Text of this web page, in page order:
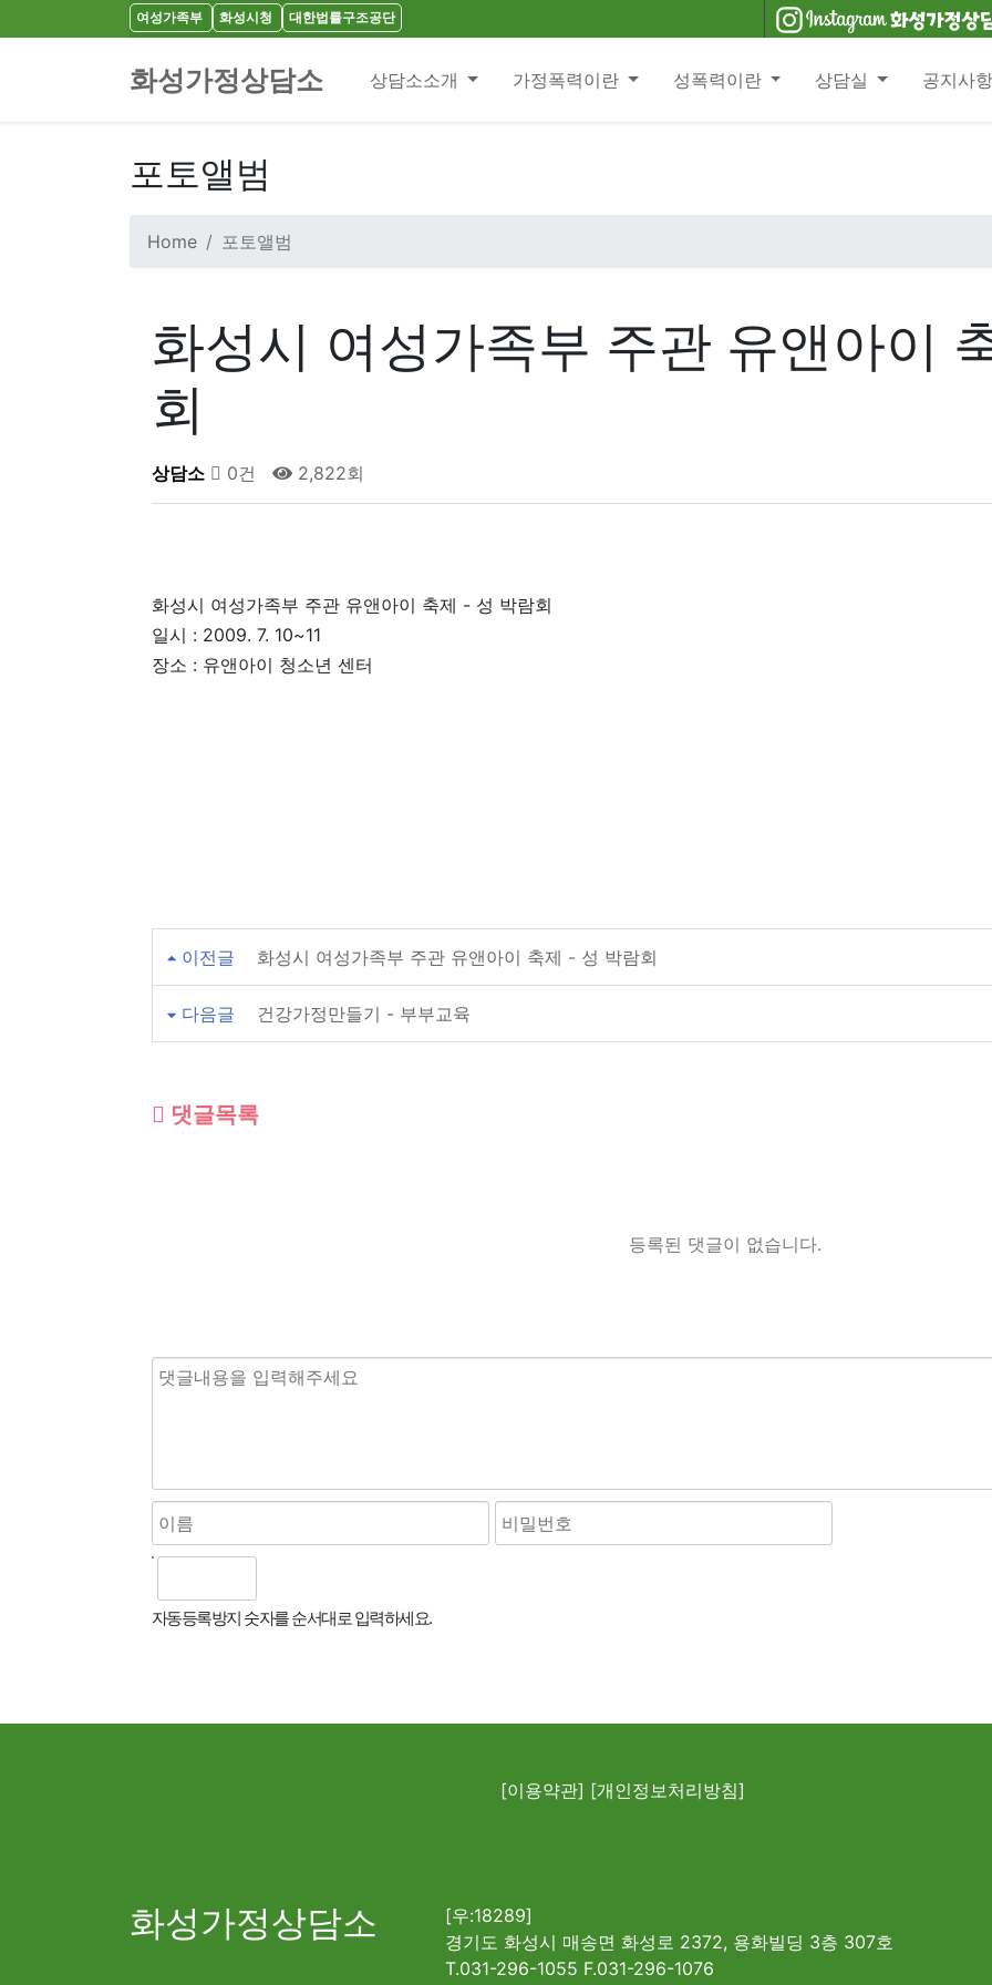
여성가족부 화성시청 대한법률구조공단
화성가정상담소 상담소소개 가정폭력이란 성폭력이란 상담실 공지사항
포토앨범
Home 포토앨범
화성시 여성가족부 주관 유앤아이
회
상담소 0건 2,822회
화성시 여성가족부 주관 유앤아이 축제 - 성 박람회
일시 : 2009. 7. 10~11
장소 : 유앤아이 청소년 센터
이전글 화성시 여성가족부 주관 유앤아이 축제 - 성 박람회
다음글 건강가정만들기 - 부부교육
댓글목록
등록된 댓글이 없습니다.
자동등록방지 숫자를 순서대로 입력하세요.
[이용약관] [개인정보처리방침]
화성가정상담소
[우:18289]
경기도 화성시 매송면 화성로 2372, 용화빌딩 3층 307호
T.031-296-1055 F.031-296-1076